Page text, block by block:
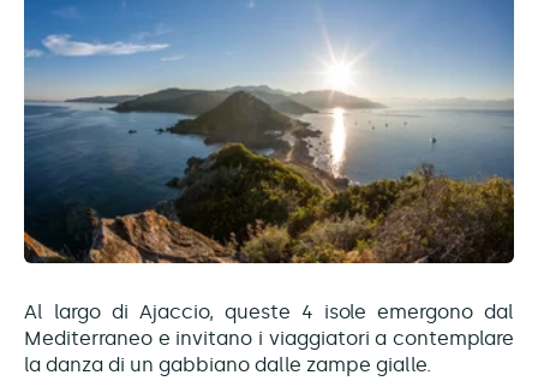
Al largo di Ajaccio, queste 4 isole emergono dal
Mediterraneo e invitano i viaggiatori a contemplare
la danza di un gabbiano dalle zampe gialle.